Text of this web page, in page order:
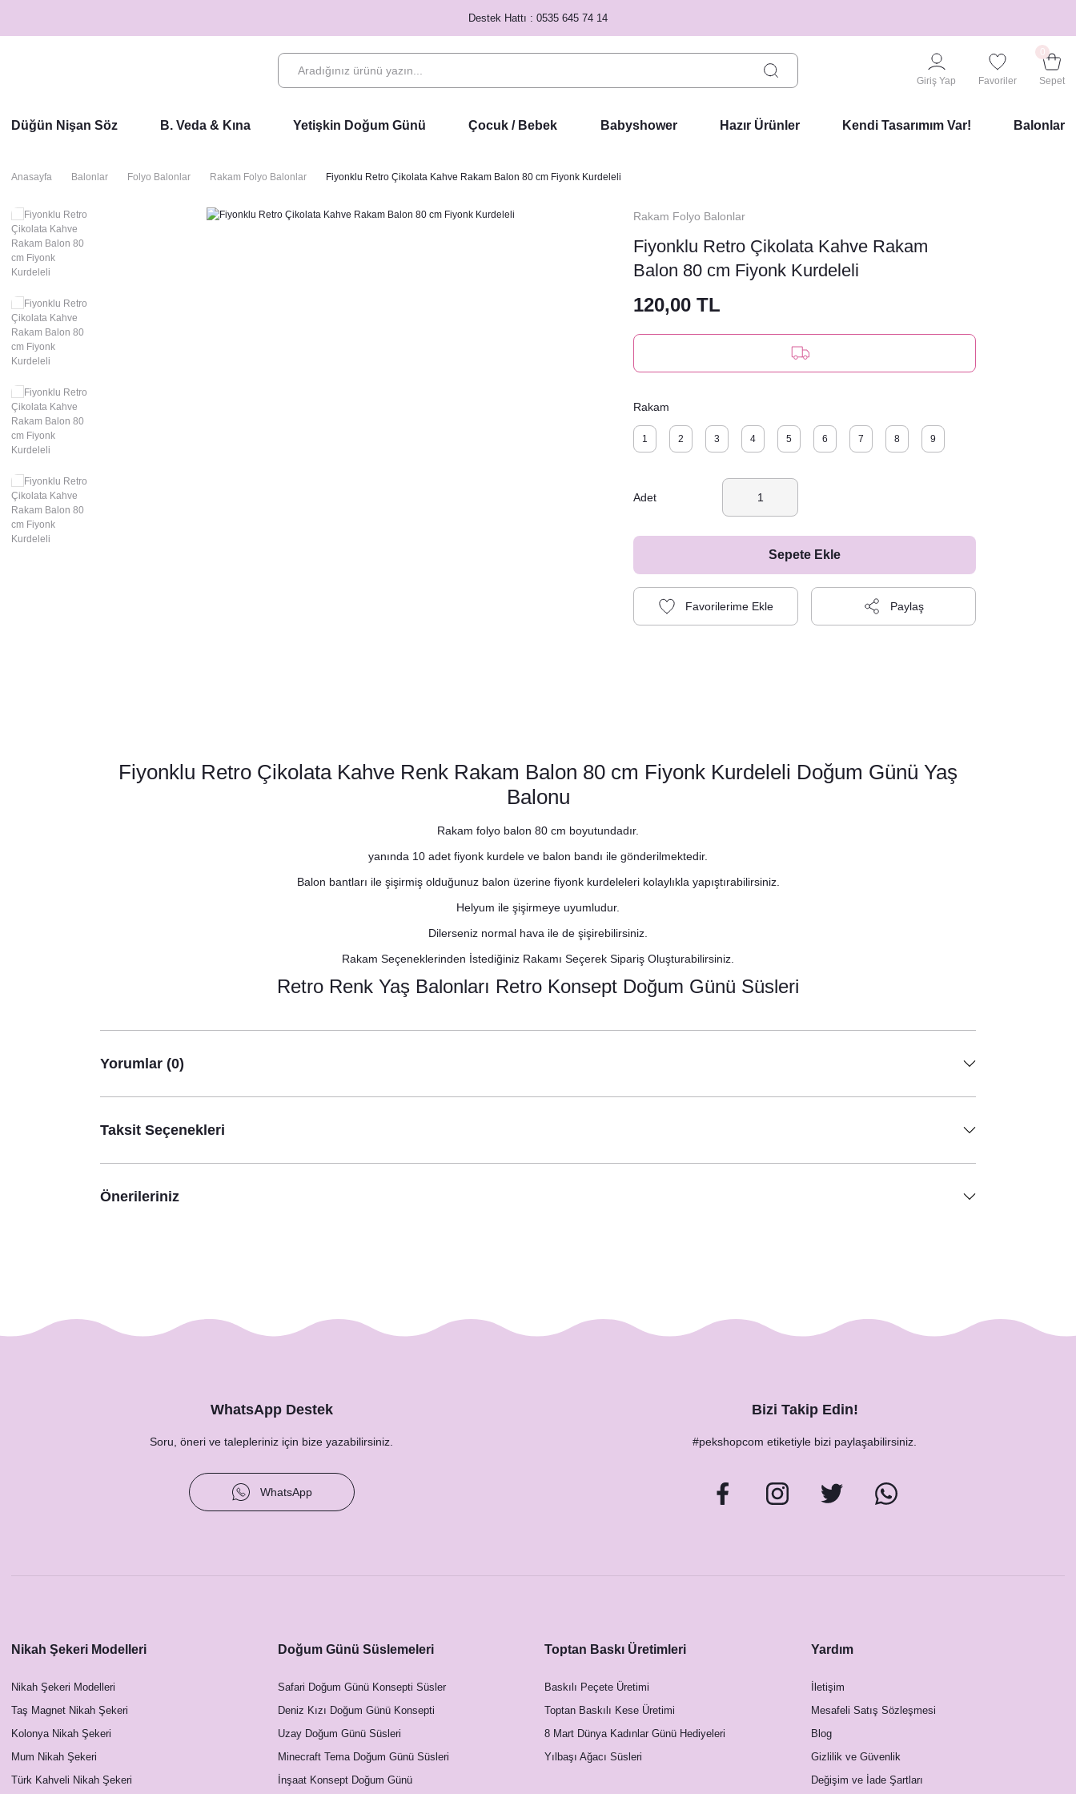
Destek Hattı : 0535 645 74 14
Giriş Yap Favoriler Sepet
0
Düğün Nişan Söz B. Veda & Kına Yetişkin Doğum Günü Çocuk / Bebek Babyshower Hazır Ürünler Kendi Tasarımım Var! Balonlar
Anasayfa Balonlar Folyo Balonlar Rakam Folyo Balonlar Fiyonklu Retro Çikolata Kahve Rakam Balon 80 cm Fiyonk Kurdeleli
Rakam Folyo Balonlar
Fiyonklu Retro Çikolata Kahve Rakam
Balon 80 cm Fiyonk Kurdeleli
120,00 TL
Rakam
1 2 3 4 5 6 7 8 9
Adet
Sepete Ekle
Paylaş
Fiyonklu Retro Çikolata Kahve Renk Rakam Balon 80 cm Fiyonk Kurdeleli Doğum Günü Yaş
Balonu
Rakam folyo balon 80 cm boyutundadır.
yanında 10 adet fiyonk kurdele ve balon bandı ile gönderilmektedir.
Balon bantları ile şişirmiş olduğunuz balon üzerine fiyonk kurdeleleri kolaylıkla yapıştırabilirsiniz.
Helyum ile şişirmeye uyumludur.
Dilerseniz normal hava ile de şişirebilirsiniz.
Rakam Seçeneklerinden İstediğiniz Rakamı Seçerek Sipariş Oluşturabilirsiniz.
Retro Renk Yaş Balonları Retro Konsept Doğum Günü Süsleri
Yorumlar (0)
Taksit Seçenekleri
Önerileriniz
WhatsApp Destek
Soru, öneri ve talepleriniz için bize yazabilirsiniz.
WhatsApp
Bizi Takip Edin!
#pekshopcom etiketiyle bizi paylaşabilirsiniz.
Nikah Şekeri Modelleri
Nikah Şekeri Modelleri
Taş Magnet Nikah Şekeri
Kolonya Nikah Şekeri
Mum Nikah Şekeri
Türk Kahveli Nikah Şekeri
Doğum Günü Süslemeleri
Safari Doğum Günü Konsepti Süsler
Deniz Kızı Doğum Günü Konsepti
Uzay Doğum Günü Süsleri
Minecraft Tema Doğum Günü Süsleri
İnşaat Konsept Doğum Günü
Toptan Baskı Üretimleri
Baskılı Peçete Üretimi
Toptan Baskılı Kese Üretimi
8 Mart Dünya Kadınlar Günü Hediyeleri
Yılbaşı Ağacı Süsleri
Yardım
İletişim
Mesafeli Satış Sözleşmesi
Blog
Gizlilik ve Güvenlik
Değişim ve İade Şartları